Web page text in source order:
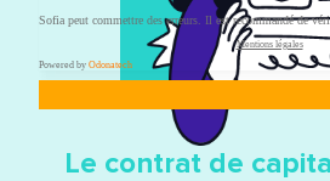
Le contrat de